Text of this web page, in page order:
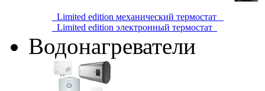
Limited edition механический термостат
Limited edition электронный термостат
Водонагреватели